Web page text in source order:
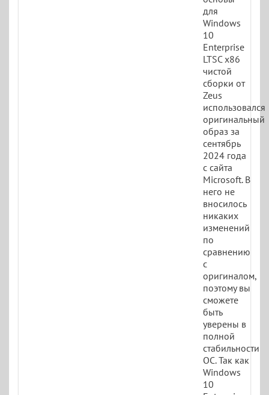
для
Windows
10
Enterprise
LTSC x86
чистой
сборки от
Zeus
использовался
оригинальный
образ за
сентябрь
2024 года
с сайта
Microsoft. В
него не
вносилось
никаких
изменений
по
сравнению
с
оригиналом,
поэтому вы
сможете
быть
уверены в
полной
стабильности
ОС. Так как
Windows
10